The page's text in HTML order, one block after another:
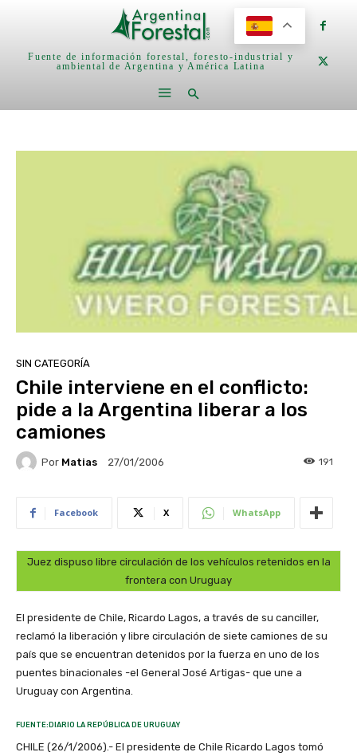
Fuente de información forestal, foresto-industrial y
ambiental de Argentina y América Latina
SIN CATEGORÍA
Chile interviene en el conflicto:
pide a la Argentina liberar a los
camiones
Por Matias 27/01/2006 191
Facebook X WhatsApp
Juez dispuso libre circulación de los vehículos retenidos en la
frontera con Uruguay
El presidente de Chile, Ricardo Lagos, a través de su canciller,
reclamó la liberación y libre circulación de siete camiones de su
país que se encuentran detenidos por la fuerza en uno de los
puentes binacionales -el General José Artigas- que une a
Uruguay con Argentina.
FUENTE:DIARIO LA REPÚBLICA DE URUGUAY
CHILE (26/1/2006).- El presidente de Chile Ricardo Lagos tomó